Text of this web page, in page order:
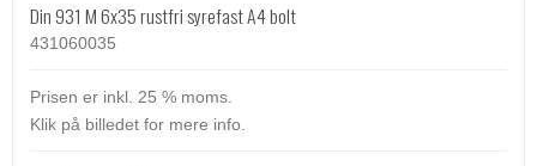
Din 931 M 6x35 rustfri syrefast A4 bolt
431060035
Prisen er inkl. 25 % moms.
Klik på billedet for mere info.